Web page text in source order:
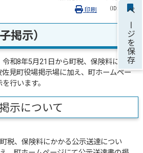
（ID:2383）
印刷
掲示）
和8年5月21日から町税、保険料に係
見町役場掲示場に加え、町ホームペー
行います。
示について
税、保険料にかかる公示送達につい
ページを保存